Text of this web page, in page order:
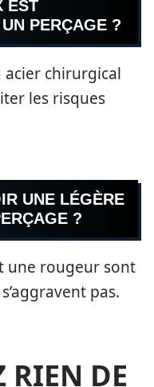
EST
PERÇAGE ?
acier chirurgical
les risques
UNE LÉGÈRE
?
une rougeur sont
pas.
RIEN DE